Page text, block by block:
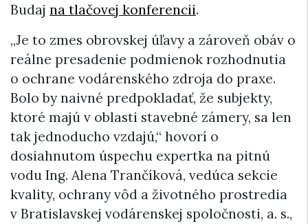
Budaj na tlačovej konferencii.
„Je to zmes obrovskej úľavy a zároveň obáv o
reálne presadenie podmienok rozhodnutia
o ochrane vodárenského zdroja do praxe.
Bolo by naivné predpokladať, že subjekty,
ktoré majú v oblasti stavebné zámery, sa len
tak jednoducho vzdajú,“ hovorí o
dosiahnutom úspechu expertka na pitnú
vodu Ing. Alena Trančíková, vedúca sekcie
kvality, ochrany vôd a životného prostredia
v Bratislavskej vodárenskej spoločnosti, a. s.,